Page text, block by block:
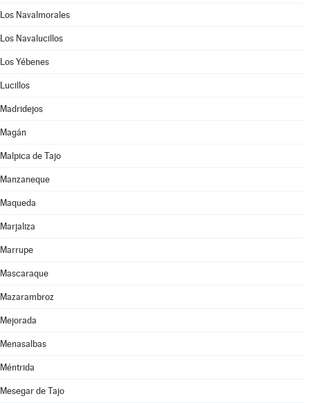
Los Navalmorales
Los Navalucillos
Los Yébenes
Lucillos
Madridejos
Magán
Malpica de Tajo
Manzaneque
Maqueda
Marjaliza
Marrupe
Mascaraque
Mazarambroz
Mejorada
Menasalbas
Méntrida
Mesegar de Tajo